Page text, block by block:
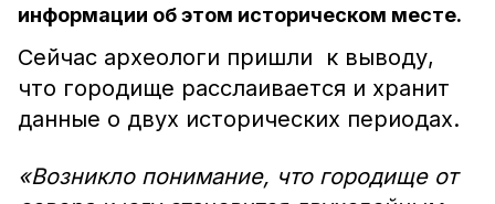
информации об этом историческом месте.
Сейчас археологи пришли к выводу,
что городище расслаивается и хранит
данные о двух исторических периодах.
«Возникло понимание, что городище от